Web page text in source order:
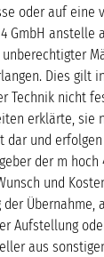
oder auf eine
GmbH anstelle
Dies gilt
Technik nicht
erklärte, sie
dar und
der m hoch
und
Übernahme,
Aufstellung
aus